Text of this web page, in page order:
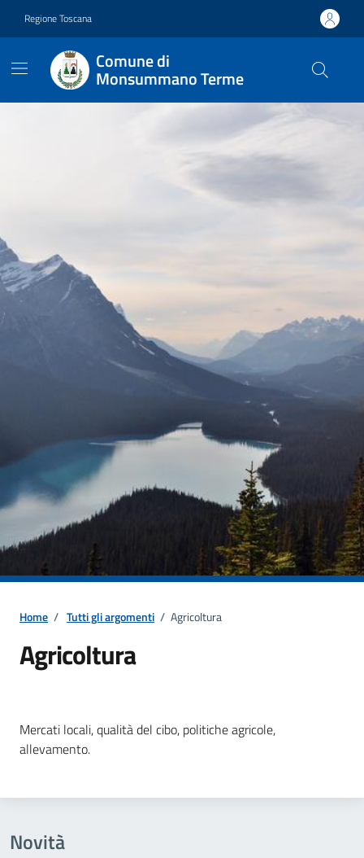
Regione Toscana
Comune di
Monsummano Terme
Home / Tutti gli argomenti / Agricoltura
Agricoltura
Mercati locali, qualità del cibo, politiche agricole,
allevamento.
Novità